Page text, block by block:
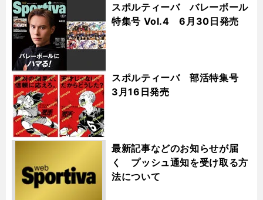
スポルティーバ バレーボール
特集号 Vol.4 6月30日発売
スポルティーバ 部活特集号
3月16日発売
最新記事などのお知らせが届
く プッシュ通知を受け取る方
法について